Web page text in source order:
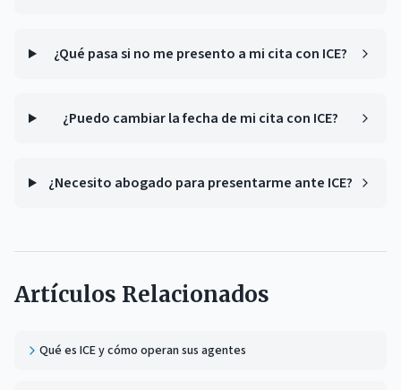
¿Qué pasa si no me presento a mi cita con ICE?
¿Puedo cambiar la fecha de mi cita con ICE?
¿Necesito abogado para presentarme ante ICE?
Artículos Relacionados
Qué es ICE y cómo operan sus agentes